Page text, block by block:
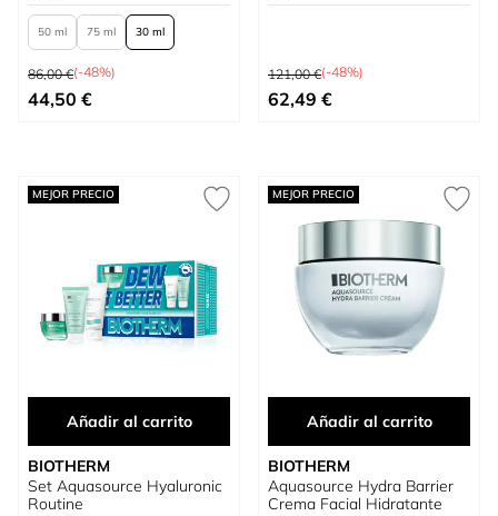
50 ml 75 ml 30 ml
Precio habitual
86,00 €(-48%)
Tan bajo como
44,50 €
Precio habitual
121,00 €(-48%)
Precio especial
62,49 €
MEJOR PRECIO
Añadir al carrito
BIOTHERM
Set Aquasource Hyaluronic
Routine
MEJOR PRECIO
Añadir al carrito
BIOTHERM
Aquasource Hydra Barrier
Crema Facial Hidratante